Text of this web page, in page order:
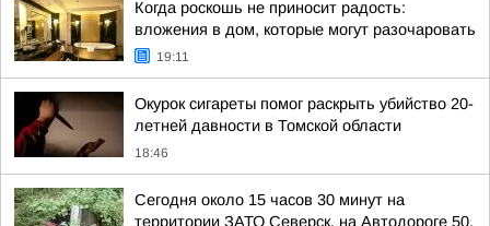
Когда роскошь не приносит радость:
вложения в дом, которые могут разочаровать
19:11
Окурок сигареты помог раскрыть убийство 20-
летней давности в Томской области
18:46
Сегодня около 15 часов 30 минут на
территории ЗАТО Северск, на Автодороге 50,